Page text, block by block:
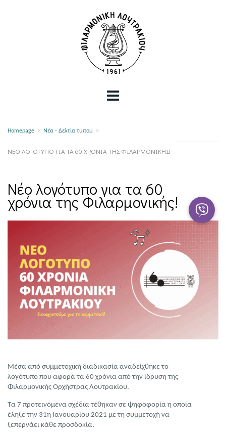
Homepage > Νέα - Δελτία τύπου >
ΝΈΟ ΛΟΓΌΤΥΠΟ ΓΙΑ ΤΑ 60 ΧΡΌΝΙΑ ΤΗΣ ΦΙΛΑΡΜΟΝΙΚΉΣ!
Νέο λογότυπο για τα 60
χρόνια της Φιλαρμονικής!
Μέσα από συμμετοχική διαδικασία αναδείχθηκε το
λογότυπο που αφορά τα 60 χρόνια από την ίδρυση της
Φιλαρμονικής Ορχήστρας Λουτρακίου.
Τα 7 προτεινόμενα σχέδια τέθηκαν σε ψηφοφορία η οποία
έληξε την 31η Ιανουαρίου 2021 με τη συμμετοχή να
ξεπερνάει κάθε προσδοκία.